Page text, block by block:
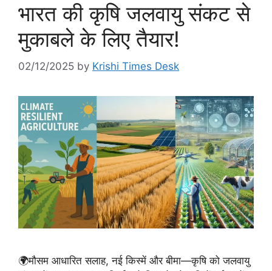
भारत की कृषि जलवायु संकट से
मुकाबले के लिए तैयार!
02/12/2025 by Krishi Times Desk
🌍मौसम आधारित सलाह, नई किस्में और बीमा—कृषि को जलवायु